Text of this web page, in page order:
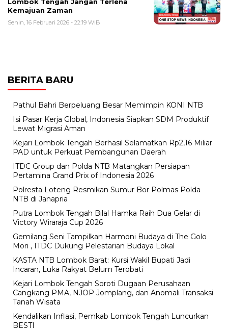
Kemajuan Zaman
Senin, 16 Februari 2026 - 22:19 WIB
BERITA BARU
Pathul Bahri Berpeluang Besar Memimpin KONI NTB
​Isi Pasar Kerja Global, Indonesia Siapkan SDM Produktif
Lewat Migrasi Aman
Kejari Lombok Tengah Berhasil Selamatkan Rp2,16 Miliar
PAD untuk Perkuat Pembangunan Daerah
ITDC Group dan Polda NTB Matangkan Persiapan
Pertamina Grand Prix of Indonesia 2026
Polresta Loteng Resmikan Sumur Bor Polmas Polda
NTB di Janapria
Putra Lombok Tengah Bilal Hamka Raih Dua Gelar di
Victory Wiraraja Cup 2026
Gemilang Seni Tampilkan Harmoni Budaya di The Golo
Mori , ITDC Dukung Pelestarian Budaya Lokal
KASTA NTB Lombok Barat: Kursi Wakil Bupati Jadi
Incaran, Luka Rakyat Belum Terobati
Kejari Lombok Tengah Soroti Dugaan Perusahaan
Cangkang PMA, NJOP Jomplang, dan Anomali Transaksi
Tanah Wisata
Kendalikan Inflasi, Pemkab Lombok Tengah Luncurkan
BESTI